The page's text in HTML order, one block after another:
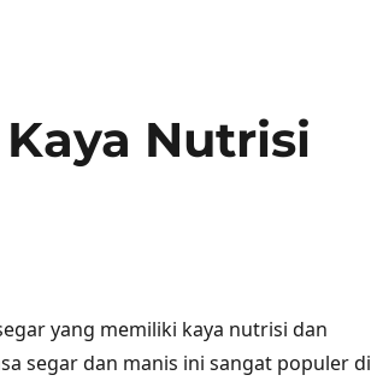
Nutrisi
yang memiliki kaya nutrisi dan
segar dan manis ini sangat populer di